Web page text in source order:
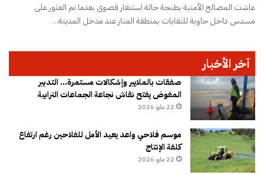
عاشت المصالح الأمنية بطنجة حالة استنفار قصوى بعدما تم العثور على
مسدس داخل حاوية للنفايات بمنطقة المنار عند مدخل المدينة…
آخر الأخبار
صفقات بالملايير وإشكالات مستمرة… التدبير
المفوض يفتح نقاش نجاعة الجماعات الترابية
22 مايو 2026
موسم فلاحي واعد يعيد الأمل للفلاحين رغم ارتفاع
كلفة الإنتاج
22 مايو 2026